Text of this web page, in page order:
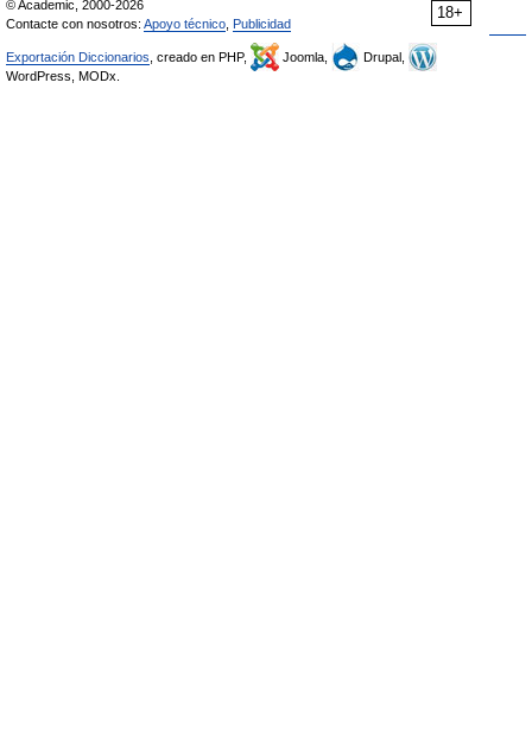
18+
© Academic, 2000-2026
Contacte con nosotros: Apoyo técnico Publicidad
Exportación Diccionarios , creado en PHP, Joomla,
Drupal,
WordPress, MODx.